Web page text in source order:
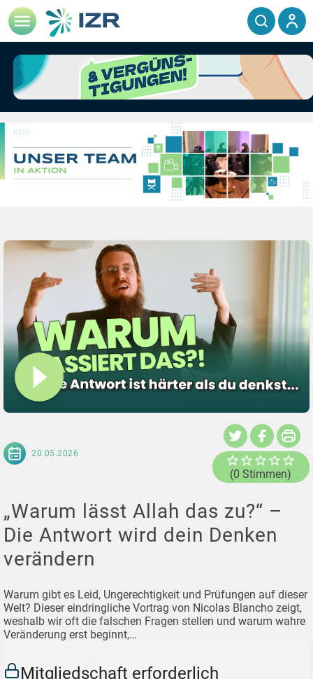
20.05.2026
(0 Stimmen)
„Warum lässt Allah das zu?“ –
Die Antwort wird dein Denken
verändern
Warum gibt es Leid, Ungerechtigkeit und Prüfungen auf dieser
Welt? Dieser eindringliche Vortrag von Nicolas Blancho zeigt,
weshalb wir oft die falschen Fragen stellen und warum wahre
Veränderung erst beginnt,…
Mitgliedschaft erforderlich